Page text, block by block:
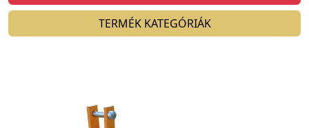
TERMÉK KATEGÓRIÁK